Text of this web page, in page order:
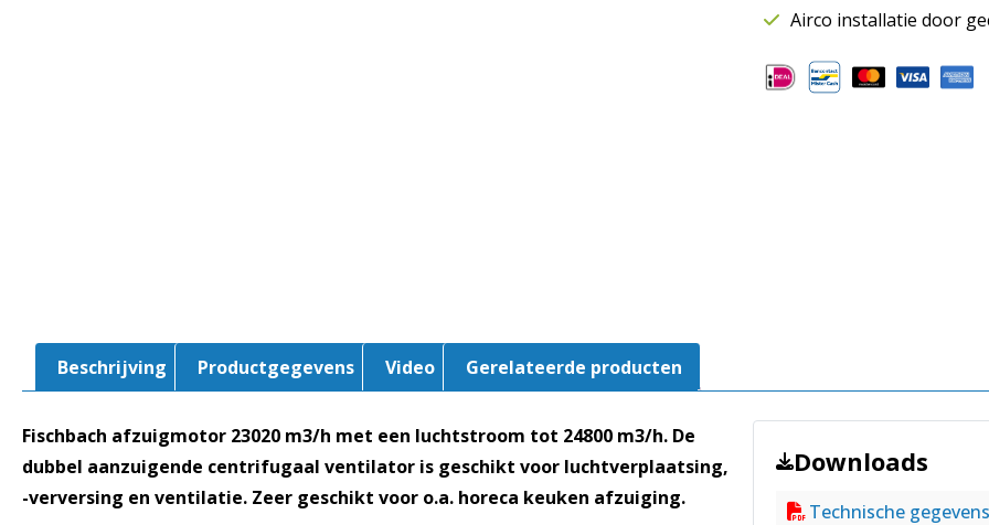
|
TD10
aantal
Airco installatie door
Beschrijving Productgegevens Video Gerelateerde producten
Fischbach afzuigmotor 23020 m3/h met een luchtstroom tot 24800 m3/h. De
dubbel aanzuigende centrifugaal ventilator is geschikt voor luchtverplaatsing,
-verversing en ventilatie. Zeer geschikt voor o.a. horeca keuken afzuiging.
Downloads
Technische gegevens